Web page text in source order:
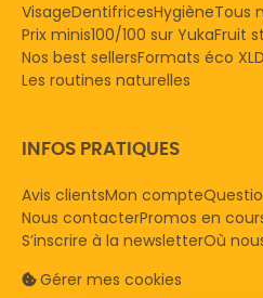
VisageDentifricesHygièneTous
Prix minis100/100 sur YukaFruit
Nos best sellersFormats éco XL
Les routines naturelles
INFOS PRATIQUES
Avis clientsMon compte
Nous contacterPromos en
S’inscrire à la newsletterOù
Gérer mes cookies